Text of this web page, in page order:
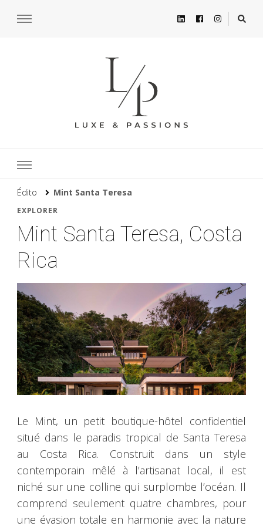
Édito Mint Santa Teresa
EXPLORER
Mint Santa Teresa, Costa
Rica
Le Mint, un petit boutique-hôtel confidentiel
situé dans le paradis tropical de Santa Teresa
au Costa Rica. Construit dans un style
contemporain mêlé à l’artisanat local, il est
niché sur une colline qui surplombe l’océan. Il
comprend seulement quatre chambres, pour
une évasion totale en harmonie avec la nature